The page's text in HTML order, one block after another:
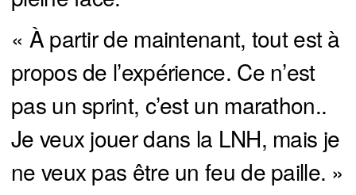
« À partir de maintenant, tout est à
propos de l’expérience. Ce n’est
pas un sprint, c’est un marathon..
Je veux jouer dans la LNH, mais je
ne veux pas être un feu de paille. »